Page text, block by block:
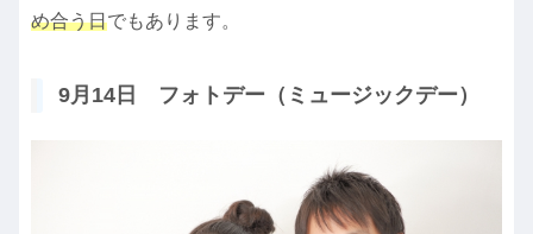
め合う日でもあります。
9月14日 フォトデー（ミュージックデー）